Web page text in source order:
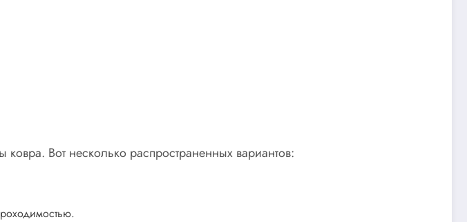
Вот несколько распространенных вариантов: